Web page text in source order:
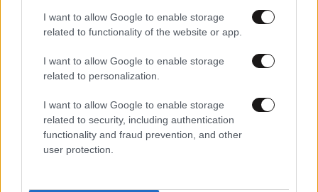
I want to allow Google to enable storage
related to functionality of the website or app.
I want to allow Google to enable storage
related to personalization.
I want to allow Google to enable storage
related to security, including authentication
functionality and fraud prevention, and other
user protection.
20·04·2026 12:59
ανδρική ευεξία με πατενταρισμένη σύνθεση